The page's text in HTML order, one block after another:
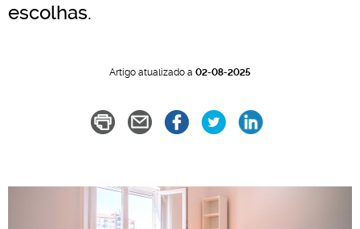
escolhas.
Artigo atualizado a 02-08-2025